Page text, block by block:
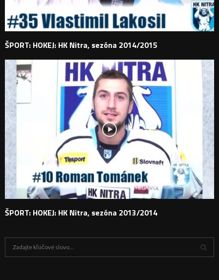
ŠPORT: HOKEJ: HK Nitra, sezóna 2014/2015
ŠPORT: HOKEJ: HK Nitra, sezóna 2013/2014